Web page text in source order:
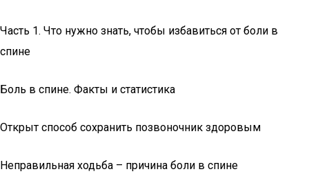
Часть 1. Что нужно знать, чтобы избавиться от боли в
спине
Боль в спине. Факты и статистика
Открыт способ сохранить позвоночник здоровым
Неправильная ходьба – причина боли в спине